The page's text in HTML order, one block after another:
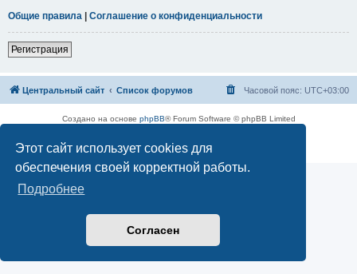
Этот сайт использует cookies для
обеспечения своей корректной работы.
Подробнее
Согласен
Общие правила | Соглашение о конфиденциальности
Регистрация
Центральный сайт Список форумов Часовой пояс: UTC+03:00
Создано на основе phpBB® Forum Software © phpBB Limited
Конфиденциальность|Правила